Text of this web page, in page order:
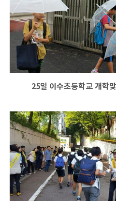
25일 이수초등학교 개학